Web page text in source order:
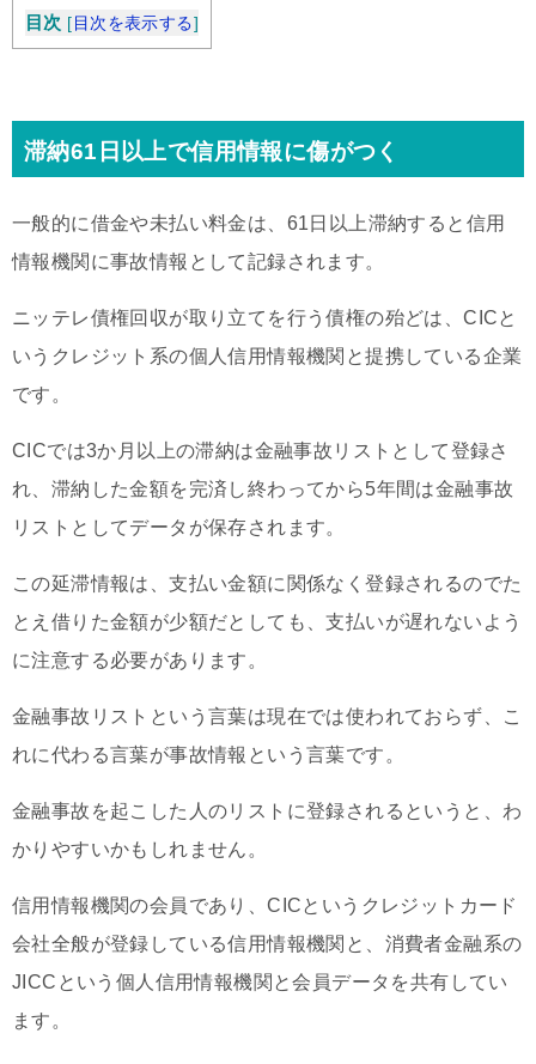
目次 [ 目次を表示する]
滞納61日以上で信用情報に傷がつく
一般的に借金や未払い料金は、61日以上滞納すると信用
情報機関に事故情報として記録されます。
ニッテレ債権回収が取り立てを行う債権の殆どは、CICと
いうクレジット系の個人信用情報機関と提携している企業
です。
CICでは3か月以上の滞納は金融事故リストとして登録さ
れ、滞納した金額を完済し終わってから5年間は金融事故
リストとしてデータが保存されます。
この延滞情報は、支払い金額に関係なく登録されるのでた
とえ借りた金額が少額だとしても、支払いが遅れないよう
に注意する必要があります。
金融事故リストという言葉は現在では使われておらず、こ
れに代わる言葉が事故情報という言葉です。
金融事故を起こした人のリストに登録されるというと、わ
かりやすいかもしれません。
信用情報機関の会員であり、CICというクレジットカード
会社全般が登録している信用情報機関と、消費者金融系の
JICCという個人信用情報機関と会員データを共有してい
ます。